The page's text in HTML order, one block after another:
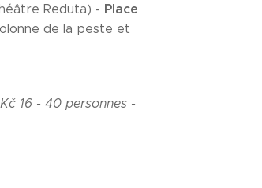
Reduta) - Place
de la peste et
16 - 40 personnes -